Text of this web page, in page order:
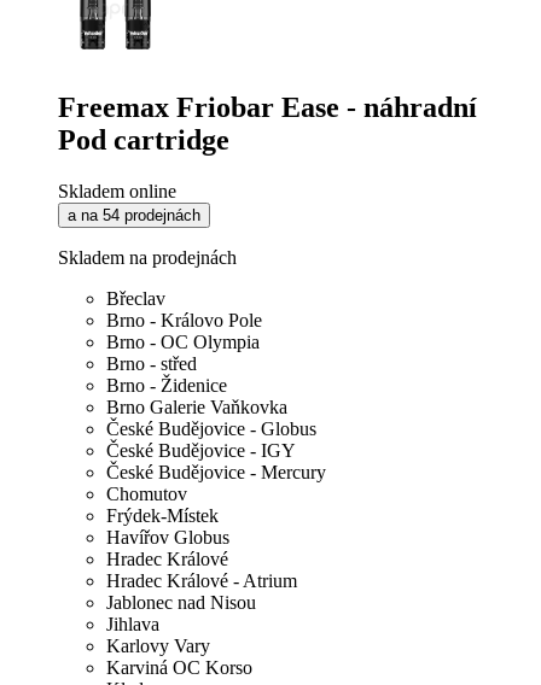
Freemax Friobar Ease - náhradní
Pod cartridge
Skladem online
a na 54 prodejnách
Skladem na prodejnách
Břeclav
Brno - Královo Pole
Brno - OC Olympia
Brno - střed
Brno - Židenice
Brno Galerie Vaňkovka
České Budějovice - Globus
České Budějovice - IGY
České Budějovice - Mercury
Chomutov
Frýdek-Místek
Havířov Globus
Hradec Králové
Hradec Králové - Atrium
Jablonec nad Nisou
Jihlava
Karlovy Vary
Karviná OC Korso